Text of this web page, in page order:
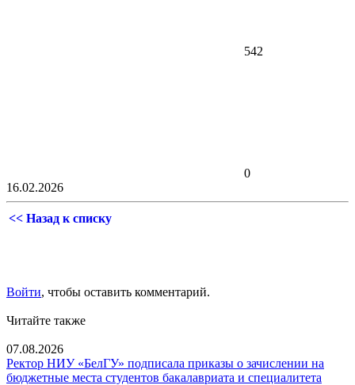
542
0
16.02.2026
<< Назад к списку
Войти, чтобы оставить комментарий.
Читайте также
07.08.2026
Ректор НИУ «БелГУ» подписала приказы о зачислении на
бюджетные места студентов бакалавриата и специалитета